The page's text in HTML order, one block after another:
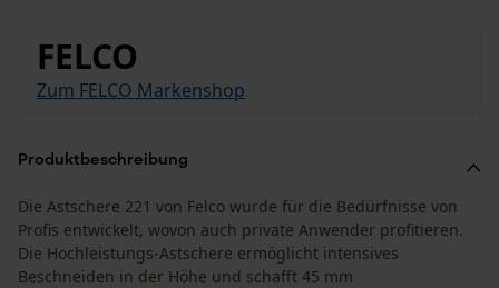
FELCO
Zum FELCO Markenshop
Produktbeschreibung
Die Astschere 221 von Felco wurde für die Bedürfnisse von
Profis entwickelt, wovon auch private Anwender profitieren.
Die Hochleistungs-Astschere ermöglicht intensives
Beschneiden in der Höhe und schafft 45 mm